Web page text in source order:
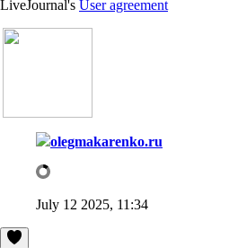
LiveJournal's User agreement
olegmakarenko.ru
July 12 2025, 11:34